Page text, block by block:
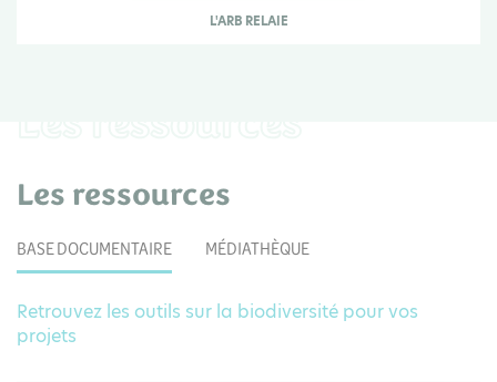
L'ARB RELAIE
Les ressources
BASE DOCUMENTAIRE MÉDIATHÈQUE
Retrouvez les outils sur la biodiversité pour vos
projets